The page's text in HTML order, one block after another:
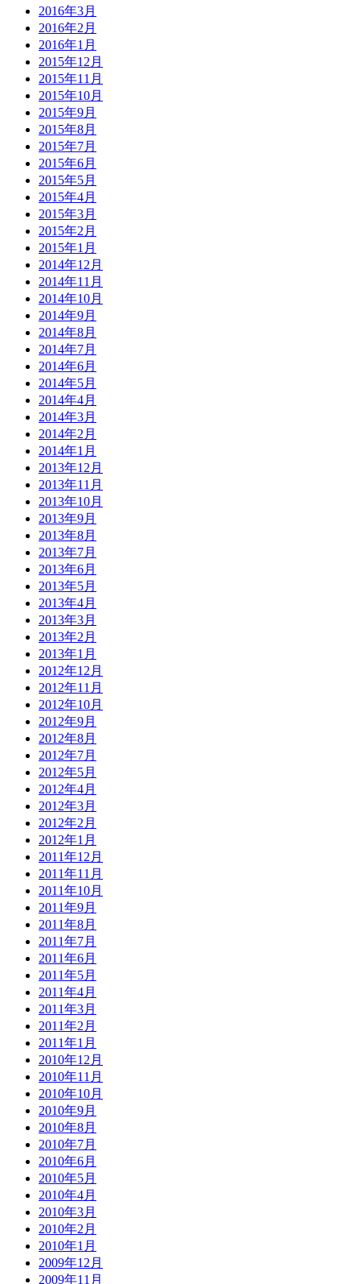
2016年3月
2016年2月
2016年1月
2015年12月
2015年11月
2015年10月
2015年9月
2015年8月
2015年7月
2015年6月
2015年5月
2015年4月
2015年3月
2015年2月
2015年1月
2014年12月
2014年11月
2014年10月
2014年9月
2014年8月
2014年7月
2014年6月
2014年5月
2014年4月
2014年3月
2014年2月
2014年1月
2013年12月
2013年11月
2013年10月
2013年9月
2013年8月
2013年7月
2013年6月
2013年5月
2013年4月
2013年3月
2013年2月
2013年1月
2012年12月
2012年11月
2012年10月
2012年9月
2012年8月
2012年7月
2012年5月
2012年4月
2012年3月
2012年2月
2012年1月
2011年12月
2011年11月
2011年10月
2011年9月
2011年8月
2011年7月
2011年6月
2011年5月
2011年4月
2011年3月
2011年2月
2011年1月
2010年12月
2010年11月
2010年10月
2010年9月
2010年8月
2010年7月
2010年6月
2010年5月
2010年4月
2010年3月
2010年2月
2010年1月
2009年12月
2009年11月